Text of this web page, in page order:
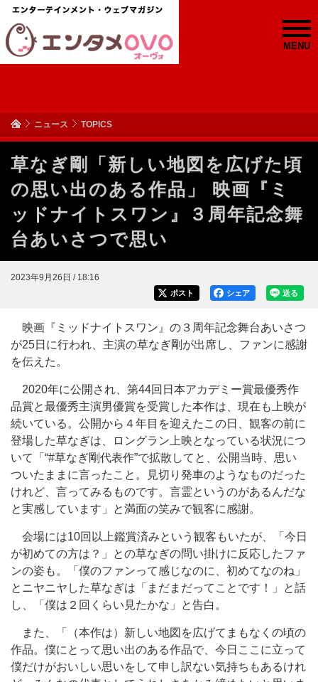
MENU
ニュース TOPICS
草なぎ剛「新しい地図を広げた頃
の思い出のある作品」 映画『ミ
ッドナイトスワン』３周年記念舞
台あいさつで思い
2023年9月26日 / 18:16
送る
シェア
ポスト
映画『ミッドナイトスワン』の３周年記念舞台あいさつ
が25日に行われ、主演の草なぎ剛が出席し、ファンに感謝
を伝えた。
2020年に公開され、第44回日本アカデミー賞最優秀作
品賞と最優秀主演男優賞を受賞した本作は、現在も上映が
続いている。公開から４年目を迎えたこの日、観客の前に
登場した草なぎは、ロングラン上映となっている状況につ
いて「“#草なぎ剛代表作”で拡散してと、公開当時、思い
ついたままに言ったこと。見切り発車のようなものだった
けれど、言ってみるものです。言霊というのがあるんだな
と実感しています」と満面の笑みで観客に感謝。
会場には10回以上鑑賞済みという観客もいたが、「今日
が初めての方は？」との草なぎの問い掛けに反応したファ
ンの姿も。「僕のファンって感じなのに、初めてなのね」
とニヤニヤした草なぎは「まだまだってことです！」と話
し、「僕は２回くらい見たかな」と告白。
また、「（本作は）新しい地図を広げてまもなくの頃の
作品。僕にとって思い出のある作品で、今日ここに立って
僕だけがおいしい思いをして申し訳ない気持ちもあるけれ